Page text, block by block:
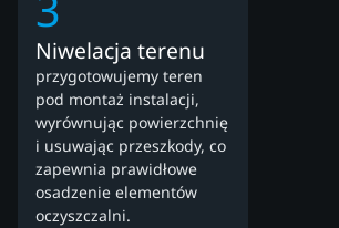
Niwelacja terenu
przygotowujemy teren
pod montaż instalacji,
wyrównując powierzchnię
i usuwając przeszkody, co
zapewnia prawidłowe
osadzenie elementów
oczyszczalni.